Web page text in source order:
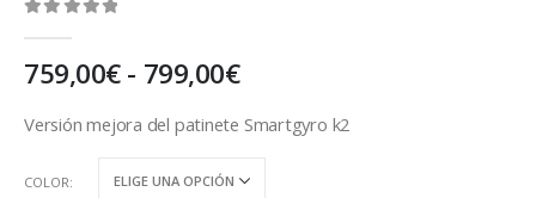
759,00€- 799,00€Rango
precios:
759,00€
Versión mejora del patinete Smartgyro k2
COLOR